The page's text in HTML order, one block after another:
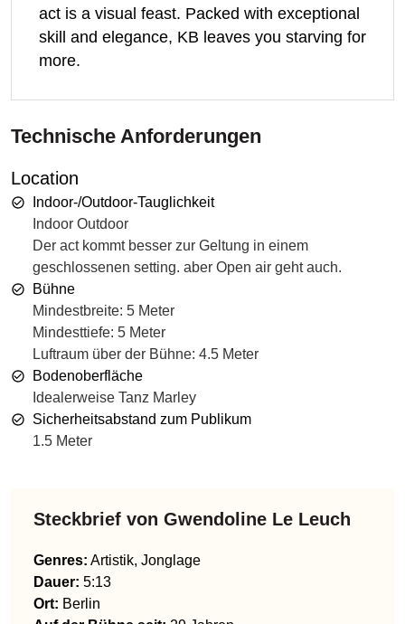
act is a visual feast. Packed with exceptional
skill and elegance, KB leaves you starving for
more.
Technische Anforderungen
Location
Indoor-/Outdoor-Tauglichkeit
Indoor Outdoor
Der act kommt besser zur Geltung in einem
geschlossenen setting. aber Open air geht auch.
Bühne
Mindestbreite: 5 Meter
Mindesttiefe: 5 Meter
Luftraum über der Bühne: 4.5 Meter
Bodenoberfläche
Idealerweise Tanz Marley
Sicherheitsabstand zum Publikum
1.5 Meter
Steckbrief von Gwendoline Le Leuch
Genres: Artistik, Jonglage
Dauer: 5:13
Ort: Berlin